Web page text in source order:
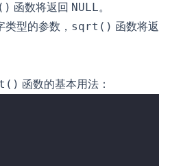
函数将返回 NULL。
型的参数， sqrt() 函数将返
函数的基本用法：